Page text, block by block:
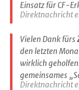
Einsatz für CF-
Direktnachricht
Vielen Dank fürs
den letzten
wirklich
gemeinsames
Direktnachricht